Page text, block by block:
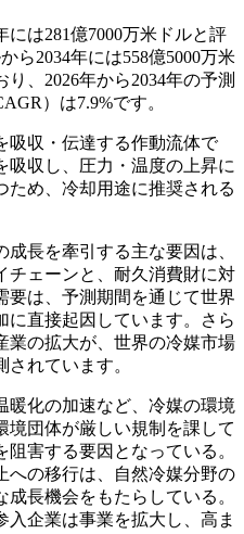
は281億7000万米ドルと評
ら2034年には558億5000万米
、2026年から2034年の予測
）は7.9%です。
吸収・伝達する作動流体で
吸収し、圧力・温度の上昇に
ため、冷却用途に推奨される
長を牽引する主な要因は、
チェーンと、耐久消費財に対
要は、予測期間を通じて世界
に直接起因しています。さら
業の拡大が、世界の冷媒市場
れています。
暖化の加速など、冷媒の環境
境団体が厳しい規制を課して
害する要因となっている。
への移行は、自然冷媒分野の
長機会をもたらしている。
入企業は事業を拡大し、高ま